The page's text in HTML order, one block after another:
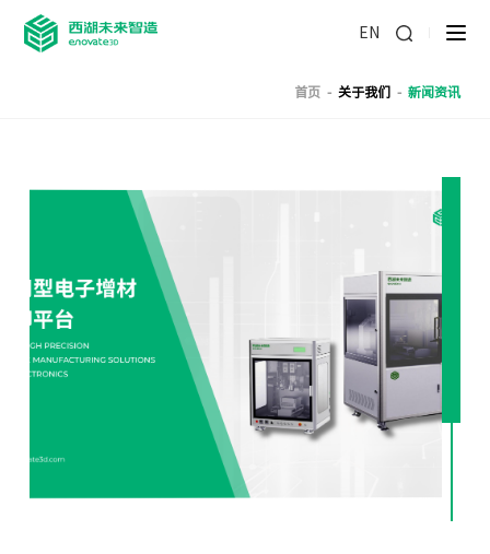
EN
首页 -关于我们 -新闻资讯